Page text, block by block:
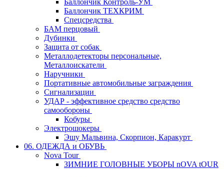
Баллончик Контроль-УМ
Баллончик ТЕХКРИМ
Спецсредства
БАМ перцовый
Дубинки
Защита от собак
Металлодетекторы персональные,
Металлоискатели
Наручники
Портативные автомобильные заграждения
Сигнализации
УДАР - эффективное средство средство
самообороны
Кобуры
Электрошокеры
Эшу Мальвина, Скорпион, Каракурт
06. ОДЕЖДА и ОБУВЬ
Nova Tour
ЗИМНИЕ ГОЛОВНЫЕ УБОРЫ nOVA tOUR